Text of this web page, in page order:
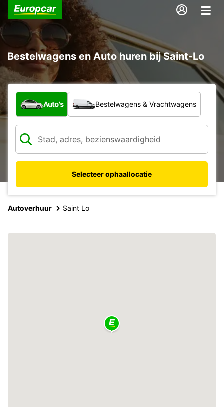
Bestelwagens en Auto huren bij Saint-Lo
Welk type voertuig?
Auto's Bestelwagens & Vrachtwagens
Selecteer ophaallocatie
Autoverhuur Saint Lo